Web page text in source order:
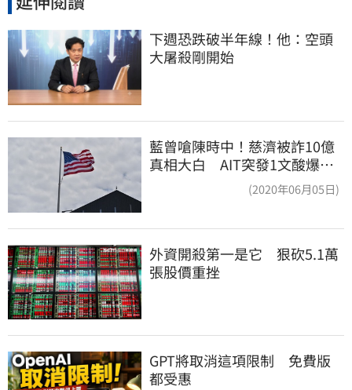
下週恐跌破半年線！他：空頭
大屠殺剛開始
藍曾嗆陳時中！慈濟被詐10億
真相大白 AIT突發1文酸爆…
(2020年06月05日)
外資開殺第一是它　狠砍5.1萬
張股價重挫
GPT將取消這項限制　免費版
都受惠